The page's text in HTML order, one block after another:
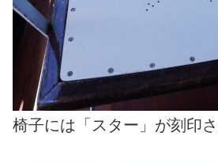
椅子には「スター」が刻印さ